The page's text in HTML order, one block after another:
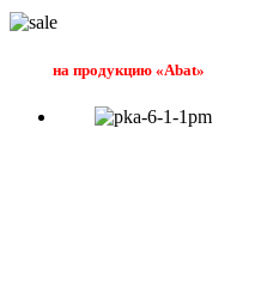
на продукцию «Abat»